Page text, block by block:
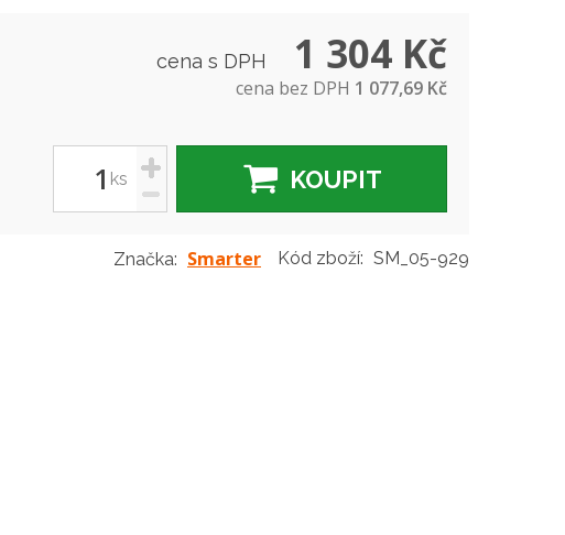
cena s DPH 1 304 Kč
cena bez DPH 1 077,69 Kč
ks
+
-
KOUPIT
Značka: Smarter Kód zboží: SM_05-929